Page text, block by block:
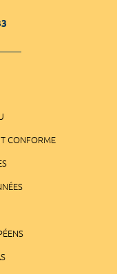
CONFORME